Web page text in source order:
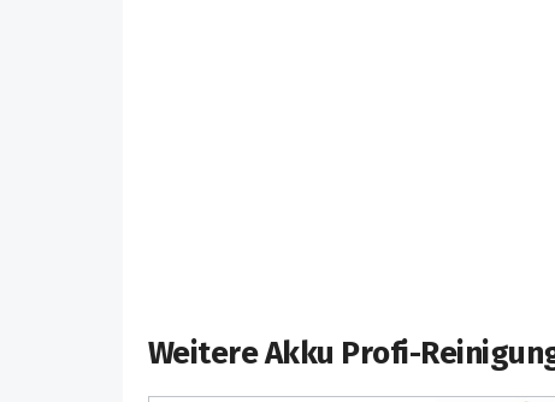
Weitere Akku Profi-